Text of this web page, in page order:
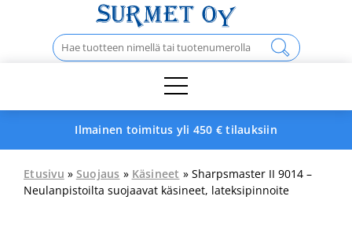
Haku:
Ilmainen toimitus yli 450 € tilauksiin
Etusivu » Suojaus » Käsineet » Sharpsmaster II 9014 –
Neulanpistoilta suojaavat käsineet, lateksipinnoite